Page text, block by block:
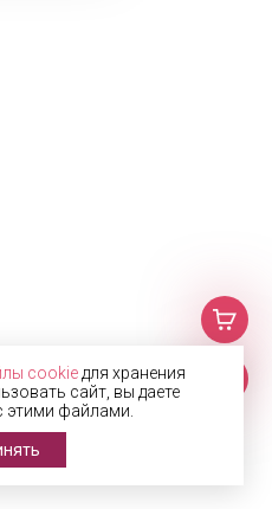
cookie для хранения
сайт, вы даете
этими файлами.